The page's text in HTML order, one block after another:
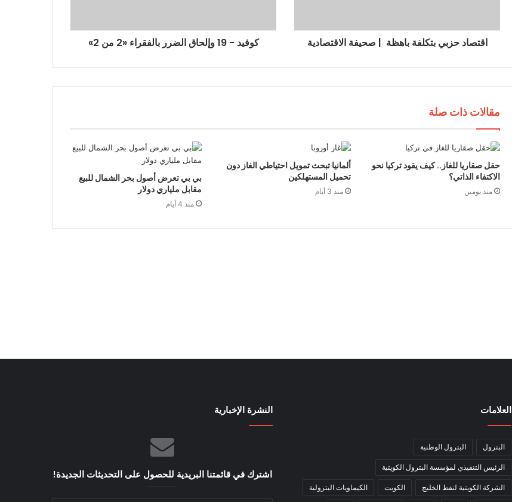
اقتصاد حزبي بتكلفة باهظة | صحيفة الاقتصادية كوفيد - 19 وإلحاق الضرر بالفقراء «2 من 2»
مقالات ذات صلة
حقل صقاريا للغاز.. كيف يقود تركيا نحو
الاكتفاء الذاتي؟
منذ يومين
ألمانيا تبحث تمويل احتياطي الغاز دون
تحميل المستهلكين
منذ 3 أيام
بي بي تعرض أصول بحر الشمال للبيع
مقابل ملياري دولار
منذ 4 أيام
العلامات
البترول البترول الوطنية
الرئيس التنفيذي لمؤسسة البترول الكويتية
الشركة الكويتية لنفط الخليج الكويت الكيماويات البترولية
النشرة الإخبارية
اشترك في قائمتنا البريدية للحصول على التحديثات الجديدة!